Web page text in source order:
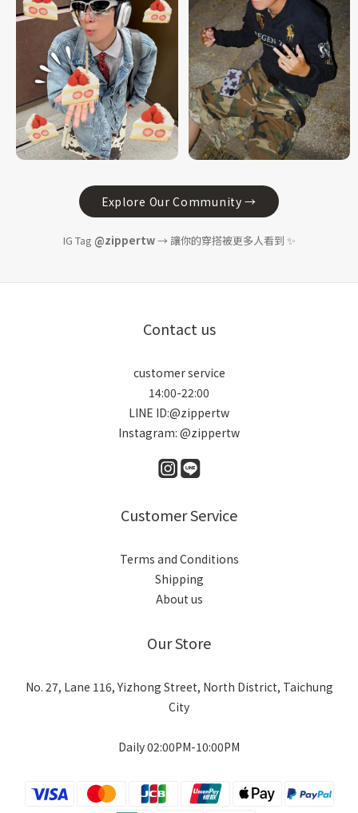
Explore Our Community →
IG Tag @zippertw→ 讓你的穿搭被更多人看到 ✨
Contact us
customer service
14:00-22:00
LINE ID:@zippertw
Instagram: @zippertw
Customer Service
Terms and Conditions
Shipping
About us
Our Store
No. 27, Lane 116, Yizhong Street, North District, Taichung
City
Daily 02:00PM-10:00PM